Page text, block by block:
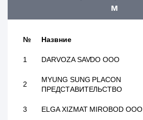
м
№ Назвние
1 DARVOZA SAVDO ООО
2
MYUNG SUNG PLACON
ПРЕДСТАВИТЕЛЬСТВО
3 ELGA XIZMAT MIROBOD ООО